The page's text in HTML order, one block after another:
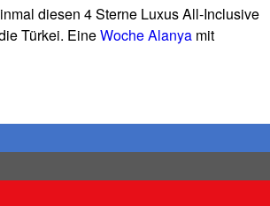
diesen 4 Sterne Luxus All-Inclusive
Türkei. EineWoche Alanya mit